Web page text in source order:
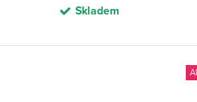
Skladem